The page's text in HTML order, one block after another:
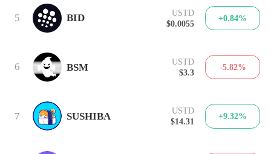
5 BID
USTD
$0.0055
+0.84%
6 BSM
USTD
$3.3
-5.82%
7 SUSHIBA
USTD
$14.31
+9.32%